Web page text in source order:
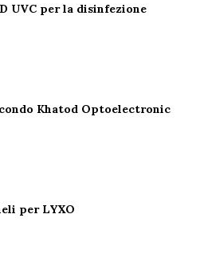
UVC per la disinfezione
Khatod Optoelectronic
per LYXO